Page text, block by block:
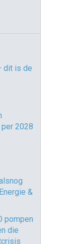
dit is de
2028
&
pompen
die